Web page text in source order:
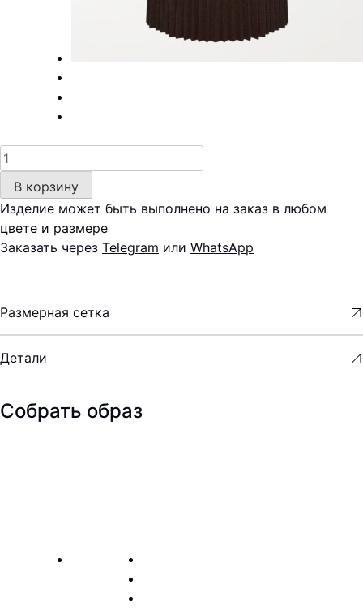
Количество
товара
Юбка
—
гофре
В корзину
Изделие может быть выполнено на заказ в любом
цвете и размере
Заказать через Telegram или WhatsApp
Размерная сетка
Детали
Собрать образ